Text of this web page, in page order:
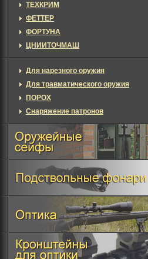
ТЕХКРИМ
ФЕТТЕР
ФОРТУНА
ЦНИИТОЧМАШ
Для нарезного оружия
Для травматического оружия
ПОРОХ
Снаряжение патронов